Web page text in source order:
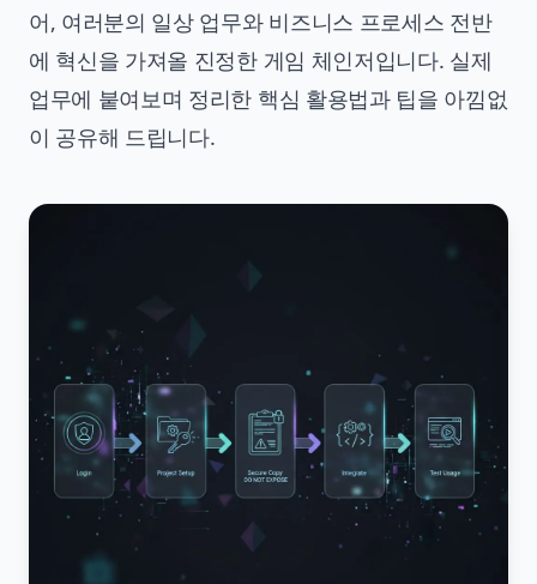
어, 여러분의 일상 업무와 비즈니스 프로세스 전반
에 혁신을 가져올 진정한 게임 체인저입니다. 실제
업무에 붙여보며 정리한 핵심 활용법과 팁을 아낌없
이 공유해 드립니다.